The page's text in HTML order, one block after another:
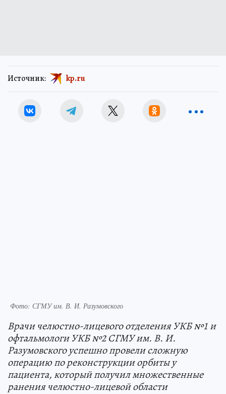
Источник: kp.ru
Фото: СГМУ им. В. И. Разумовского
Врачи челюстно-лицевого отделения УКБ №1 и
офтальмологи УКБ №2 СГМУ им. В. И.
Разумовского успешно провели сложную
операцию по реконструкции орбиты у
пациента, который получил множественные
ранения челюстно-лицевой области